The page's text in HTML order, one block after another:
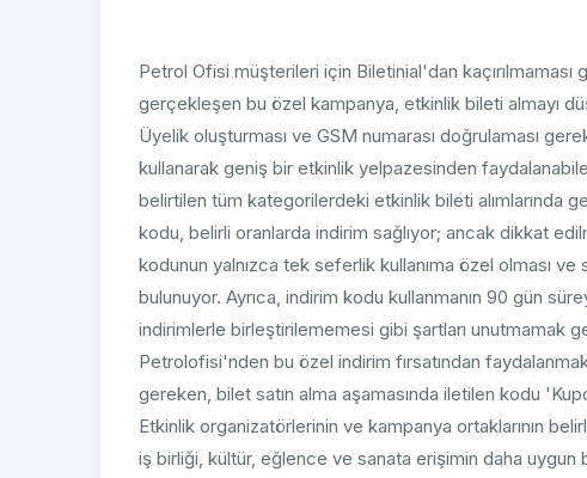
Petrol Ofisi müşterileri için Biletinial'dan
gerçekleşen bu özel kampanya, etkinlik bileti almayı
Üyelik oluşturması ve GSM numarası doğrulaması
kullanarak geniş bir etkinlik yelpazesinden
belirtilen tüm kategorilerdeki etkinlik bileti alımlarında
kodu, belirli oranlarda indirim sağlıyor; ancak dikkat
kodunun yalnızca tek seferlik kullanıma özel olması
bulunuyor. Ayrıca, indirim kodu kullanmanın 90 gün
indirimlerle birleştirilememesi gibi şartları unutmamak
Petrolofisi'nden bu özel indirim fırsatından
gereken, bilet satın alma aşamasında iletilen kodu
Etkinlik organizatörlerinin ve kampanya ortaklarının
iş birliği, kültür, eğlence ve sanata erişimin daha uygun